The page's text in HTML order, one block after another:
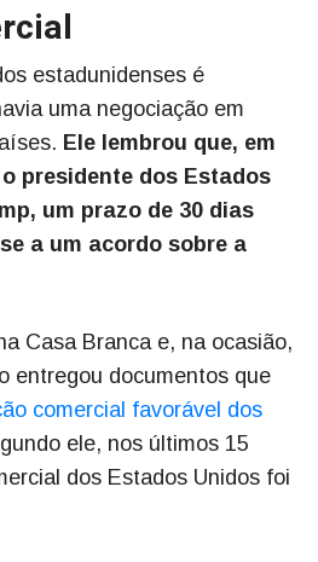
estadunidenses é
uma negociação em
Ele lembrou que, em
presidente dos Estados
um prazo de 30 dias
a um acordo sobre a
Casa Branca e, na ocasião,
entregou documentos que
comercial favorável dos
ele, nos últimos 15
dos Estados Unidos foi